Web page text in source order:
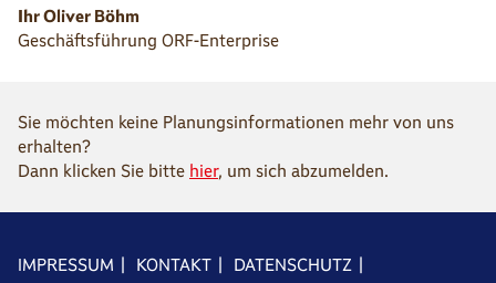
Ihr Oliver Böhm
Geschäftsführung ORF-Enterprise
Sie möchten keine Planungsinformationen mehr von uns
erhalten?
Dann klicken Sie bitte hier, um sich abzumelden.
IMPRESSUM | KONTAKT | DATENSCHUTZ |